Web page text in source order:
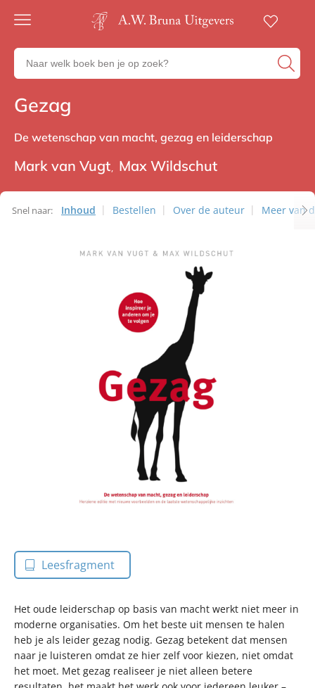
Gratis
23:00
volgende
werkdag
betalen
retourneren
Zoeken
naar
auteurs
uitgevers
Non-fictie
Gezag
De wetenschap van macht, gezag en leiderschap
Mark van Vugt Max Wildschut
Snel naar: Inhoud Bestellen Over de auteur Meer van
Leesfragment
Het oude leiderschap op basis van macht werkt niet meer in
moderne organisaties. Om het beste uit mensen te halen
heb je als leider gezag nodig. Gezag betekent dat mensen
naar je luisteren omdat ze hier zelf voor kiezen, niet omdat
het moet. Met gezag realiseer je niet alleen betere